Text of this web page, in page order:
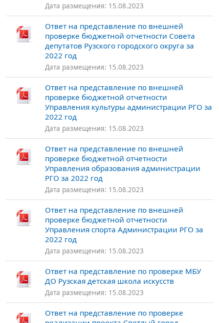
Дата размещения: 15.08.2023
Ответ на представление по внешней
проверке бюджетной отчетности Совета
депутатов Рузского городского округа за
2022 год
Дата размещения: 15.08.2023
Ответ на представление по внешней
проверке бюджетной отчетности
Управления культуры администрации РГО за
2022 год
Дата размещения: 15.08.2023
Ответ на представление по внешней
проверке бюджетной отчетности
Управления образования администрации
РГО за 2022 год
Дата размещения: 15.08.2023
Ответ на представление по внешней
проверке бюджетной отчетности
Управления спорта Администрации РГО за
2022 год
Дата размещения: 15.08.2023
Ответ на представление по проверке МБУ
ДО Рузская детская школа искусств
Дата размещения: 15.08.2023
Ответ на представление по проверке